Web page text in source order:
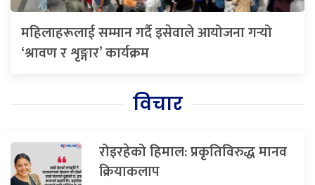
महिलाहरूलाई सम्मान गर्दै इसेवाले आयोजना गर्‍यो
‘श्रावण र शृङ्गार’ कार्यक्रम
विचार
रोइरहेको हिमाल: प्रकृतिविरुद्ध मानव
क्रियाकलाप